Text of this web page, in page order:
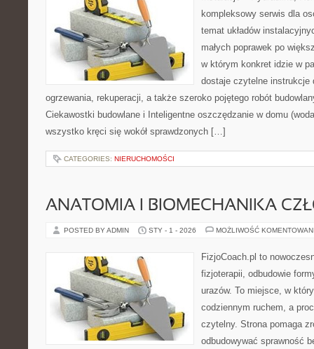
kompleksowy serwis dla
temat układów
małych poprawek po
w którym konkret idzie w
dostaje czytelne instrukcje
ogrzewania, rekuperacji, a także szeroko pojętego robót
Ciekawostki budowlane i Inteligentne oszczędzanie w domu
wszystko kręci się wokół sprawdzonych […]
CATEGORIES: NIERUCHOMOŚCI
ANATOMIA I BIOMECHANIKA
POSTED BY ADMIN STY - 1 - 2026 MOŻLIWOŚĆ
FizjoCoach.pl to
fizjoterapii, odbudowie
urazów. To miejsce, w
codziennym ruchem, a
czytelny. Strona pomaga
odbudowywać sprawność